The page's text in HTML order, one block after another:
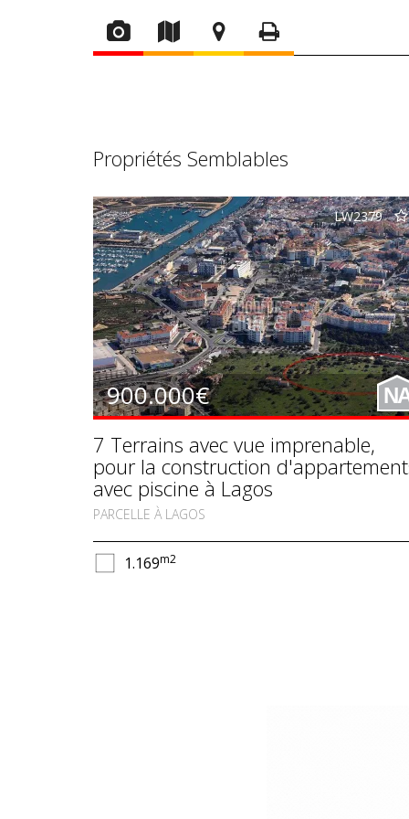
Propriétés Semblables
LW2379
900.000€
7 Terrains avec vue imprenable,
pour la construction
avec piscine à Lagos
PARCELLE À LAGOS
1.169m2